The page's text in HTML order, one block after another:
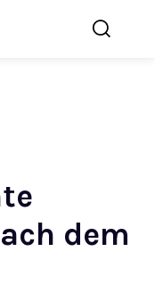
dem